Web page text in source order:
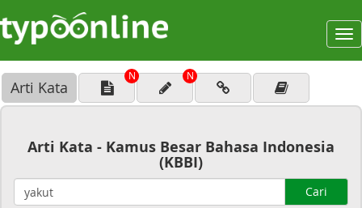
Arti Kata
N N
Arti Kata - Kamus Besar Bahasa Indonesia
(KBBI)
Cari